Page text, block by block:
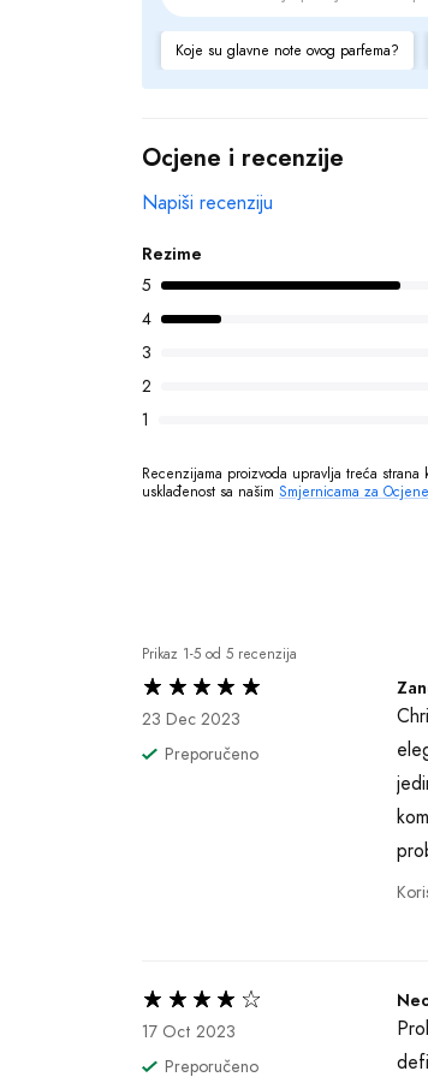
Koje su glavne note ovog parfema?
Ocjene i recenzije
Napiši recenziju
Rezime
5
4
3
2
1
Recenzijama proizvoda upravlja treća
usklađenost sa našim Smjernicama za
Prikaz 1-5 od 5 recenzija
23 Dec 2023
Preporučeno
17 Oct 2023
Preporučeno